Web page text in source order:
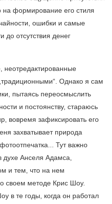
на формирование его стиля
ошибки и самые
до отсутствия денег
Однако я сам
пытаясь переосмыслить
и постоянству, стараюсь
вовремя зафиксировать его
захватывает природа
Тут важно
духе Анселя Адамса,
и тем, что на нем
своем методе Крис Шоу.
в те годы, когда он работал